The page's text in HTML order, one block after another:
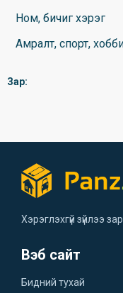
Ном, бичиг хэрэг
Амралт, спорт,
Зар:
Хэрэглэхгүй зүйлээ
Вэб сайт
Бидний тухай